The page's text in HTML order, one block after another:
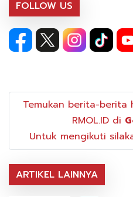
FOLLOW US
Temukan berita-
RMOL.ID di
Untuk mengikuti
ARTIKEL LAINNYA